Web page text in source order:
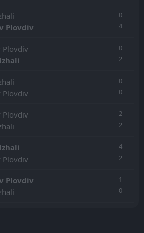
Plovdiv
0
4
0
2
0
0
2
2
4
2
Plovdiv
1
0